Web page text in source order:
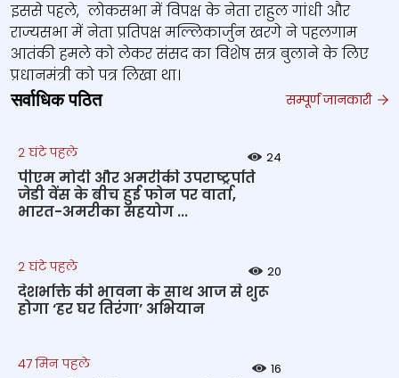
इससे पहले, लोकसभा में विपक्ष के नेता राहुल गांधी और
राज्‍यसभा में नेता प्रतिपक्ष मल्लिकार्जुन खरगे ने पहलगाम
आतंकी हमले को लेकर संसद का विशेष सत्र बुलाने के लिए
प्रधानमंत्री को पत्र लिखा था।
सर्वाधिक पठित सम्पूर्ण जानकारी
2 घंटे पहले 24
पीएम मोदी और अमरीकी उपराष्ट्रपति
जेडी वेंस के बीच हुई फोन पर वार्ता,
भारत-अमरीका सहयोग ...
2 घंटे पहले 20
देशभक्ति की भावना के साथ आज से शुरू
होगा ‘हर घर तिरंगा’ अभियान
47 मिन पहले 16